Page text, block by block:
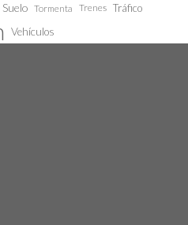
Suelo Tormenta Trenes Tráfico
Vehículos